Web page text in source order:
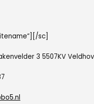
sc]
3 5507KV